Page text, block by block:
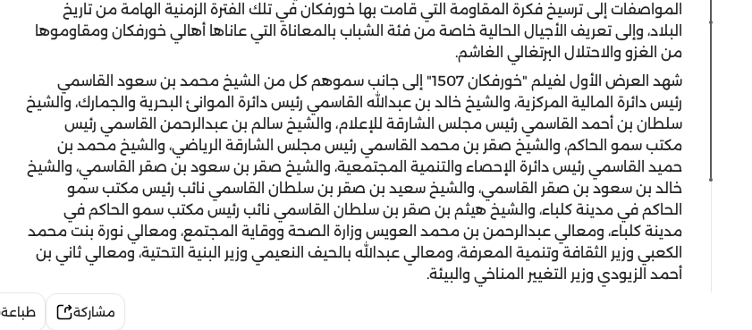
المواصفات إلى ترسيخ فكرة المقاومة التي قامت بها خورفكان في تلك الفترة الزمنية الهامة من تاريخ
البلاد، وإلى تعريف الأجيال الحالية خاصة من فئة الشباب بالمعاناة التي عاناها أهالي خورفكان ومقاوموها
من الغزو والاحتلال البرتغالي الغاشم.
شهد العرض الأول لفيلم "خورفكان 1507" إلى جانب سموهم كل من الشيخ محمد بن سعود القاسمي
رئيس دائرة المالية المركزية، والشيخ خالد بن عبدالله القاسمي رئيس دائرة الموانئ البحرية والجمارك، والشيخ
سلطان بن أحمد القاسمي رئيس مجلس الشارقة للإعلام، والشيخ سالم بن عبدالرحمن القاسمي رئيس
مكتب سمو الحاكم، والشيخ صقر بن محمد القاسمي رئيس مجلس الشارقة الرياضي، والشيخ محمد بن
حميد القاسمي رئيس دائرة الإحصاء والتنمية المجتمعية، والشيخ صقر بن سعود بن صقر القاسمي، والشيخ
خالد بن سعود بن صقر القاسمي، والشيخ سعيد بن صقر بن سلطان القاسمي نائب رئيس مكتب سمو
الحاكم في مدينة كلباء، والشيخ هيثم بن صقر بن سلطان القاسمي نائب رئيس مكتب سمو الحاكم في
مدينة كلباء، ومعالي عبدالرحمن بن محمد العويس وزارة الصحة ووقاية المجتمع، ومعالي نورة بنت محمد
الكعبي وزير الثقافة وتنمية المعرفة، ومعالي عبدالله بالحيف النعيمي وزير البنية التحتية، ومعالي ثاني بن
أحمد الزيودي وزير التغيير المناخي والبيئة.
مشاركة طباعة